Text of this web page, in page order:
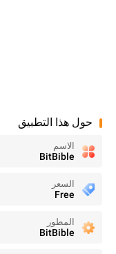
حول هذا التطبيق
الاسم
BitBible
السعر
Free
المطور
BitBible